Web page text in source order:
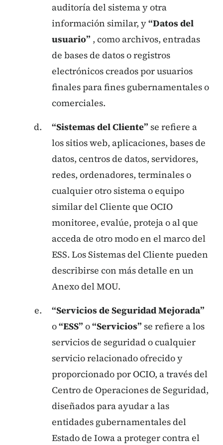
auditoría del sistema y otra
información similar, y“Datos del
usuario” , como archivos, entradas
de bases de datos o registros
electrónicos creados por usuarios
finales para fines gubernamentales o
comerciales.
“Sistemas del Cliente” se refiere a
los sitios web, aplicaciones, bases de
datos, centros de datos, servidores,
redes, ordenadores, terminales o
cualquier otro sistema o equipo
similar del Cliente que OCIO
monitoree, evalúe, proteja o al que
acceda de otro modo en el marco del
ESS. Los Sistemas del Cliente pueden
describirse con más detalle en un
Anexo del MOU.
“Servicios de Seguridad Mejorada”
o“ESS” o“Servicios” se refiere a los
servicios de seguridad o cualquier
servicio relacionado ofrecido y
proporcionado por OCIO, a través del
Centro de Operaciones de Seguridad,
diseñados para ayudar a las
entidades gubernamentales del
Estado de Iowa a proteger contra el